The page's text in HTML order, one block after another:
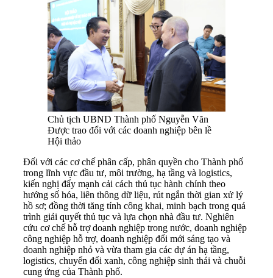
Chủ tịch UBND Thành phố Nguyễn Văn
Được trao đổi với các doanh nghiệp bên lề
Hội thảo
Đối với các cơ chế phân cấp, phân quyền cho Thành phố
trong lĩnh vực đầu tư, môi trường, hạ tầng và logistics,
kiến nghị đẩy mạnh cải cách thủ tục hành chính theo
hướng số hóa, liên thông dữ liệu, rút ngắn thời gian xử lý
hồ sơ; đồng thời tăng tính công khai, minh bạch trong quá
trình giải quyết thủ tục và lựa chọn nhà đầu tư. Nghiên
cứu cơ chế hỗ trợ doanh nghiệp trong nước, doanh nghiệp
công nghiệp hỗ trợ, doanh nghiệp đổi mới sáng tạo và
doanh nghiệp nhỏ và vừa tham gia các dự án hạ tầng,
logistics, chuyển đổi xanh, công nghiệp sinh thái và chuỗi
cung ứng của Thành phố.